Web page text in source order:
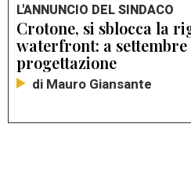
L'ANNUNCIO DEL SINDACO
Crotone, si sblocca la
waterfront: a
progettazione
di Mauro Giansante